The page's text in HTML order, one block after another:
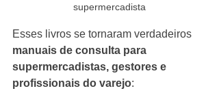
supermercadista
Esses livros se tornaram verdadeiros
manuais de consulta para
supermercadistas, gestores e
profissionais do varejo: